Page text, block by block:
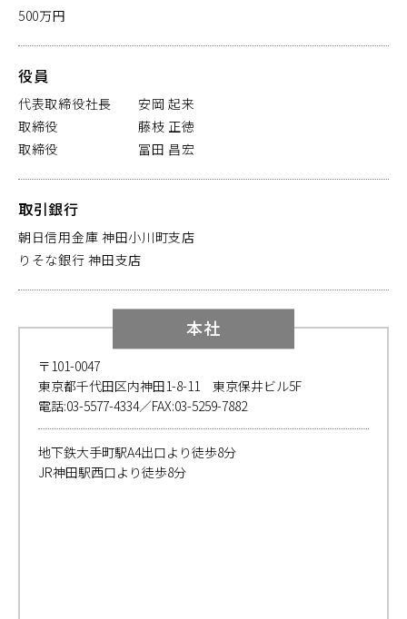
500万円
役員
代表取締役社長 安岡 起来
取締役 藤枝 正徳
取締役 冨田 昌宏
取引銀行
朝日信用金庫 神田小川町支店
りそな銀行 神田支店
本社
〒101-0047
東京都千代田区内神田1-8-11 東京保井ビル5F
電話:03-5577-4334／FAX:03-5259-7882
地下鉄大手町駅A4出口より徒歩8分
JR神田駅西口より徒歩8分